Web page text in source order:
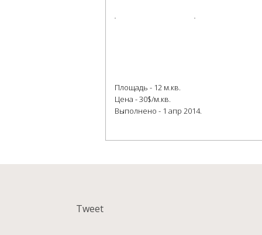
Площадь - 12 м.кв.
Цена - 30$/м.кв.
Выполнено - 1 апр 2014.
Tweet